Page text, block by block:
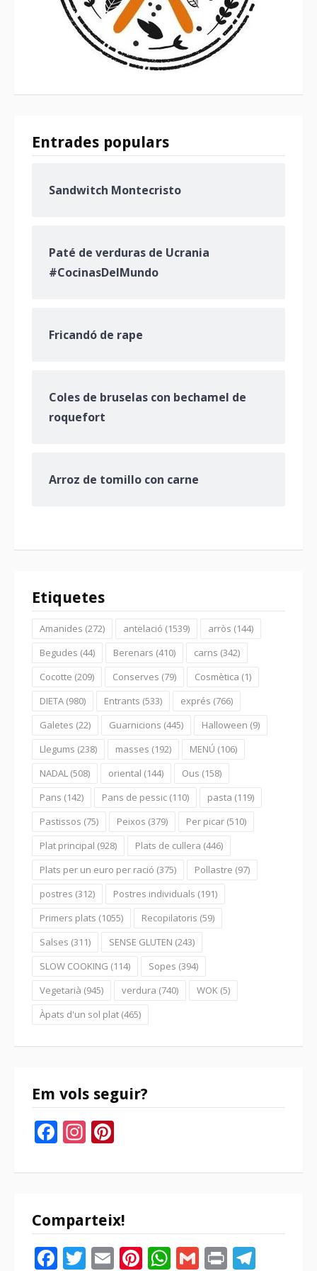
Entrades populars
Sandwitch Montecristo
Paté de verduras de Ucrania
#CocinasDelMundo
Fricandó de rape
Coles de bruselas con bechamel de
roquefort
Arroz de tomillo con carne
Etiquetes
Amanides (272) antelació (1539) arròs (144)
Begudes (44) Berenars (410) carns (342)
Cocotte (209) Conserves (79) Cosmètica (1)
DIETA (980) Entrants (533) exprés (766)
Galetes (22) Guarnicions (445) Halloween (9)
Llegums (238) masses (192) MENÚ (106)
NADAL (508) oriental (144) Ous (158)
Pans (142) Pans de pessic (110) pasta (119)
Pastissos (75) Peixos (379) Per picar (510)
Plat principal (928) Plats de cullera (446)
Plats per un euro per ració (375) Pollastre (97)
postres (312) Postres individuals (191)
Primers plats (1055) Recopilatoris (59)
Salses (311) SENSE GLUTEN (243)
SLOW COOKING (114) Sopes (394)
Vegetarià (945) verdura (740) WOK (5)
Àpats d'un sol plat (465)
Em vols seguir?
Facebook
Instagram
Comparteix!
Facebook
Twitter
EmailPinterest
WhatsApp
Gmail
Print